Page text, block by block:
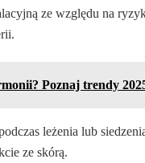
ze względu na
Poznaj trendy
leżenia lub
ze skórą.